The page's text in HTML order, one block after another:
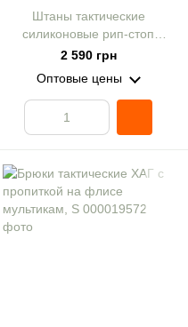
Штаны тактические
силиконовые рип-стоп
мультикам
2 590 грн
Оптовые цены